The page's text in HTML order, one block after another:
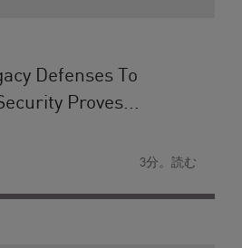
Defenses To
Proves...
3分。読む